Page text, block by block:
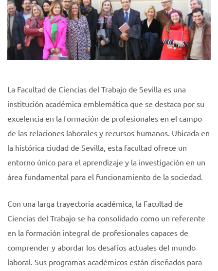
La Facultad de Ciencias del Trabajo de Sevilla es una
institución académica emblemática que se destaca por su
excelencia en la formación de profesionales en el campo
de las relaciones laborales y recursos humanos. Ubicada en
la histórica ciudad de Sevilla, esta facultad ofrece un
entorno único para el aprendizaje y la investigación en un
área fundamental para el funcionamiento de la sociedad.
Con una larga trayectoria académica, la Facultad de
Ciencias del Trabajo se ha consolidado como un referente
en la formación integral de profesionales capaces de
comprender y abordar los desafíos actuales del mundo
laboral. Sus programas académicos están diseñados para